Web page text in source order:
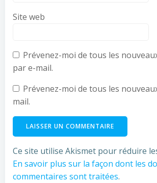
Site web
Prévenez-moi de tous les
par e-mail.
Prévenez-moi de tous les
mail.
Ce site utilise Akismet pour réduire
En savoir plus sur la façon dont les
commentaires sont traitées.